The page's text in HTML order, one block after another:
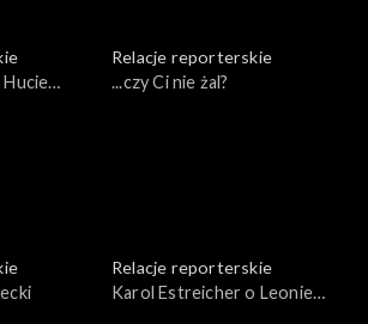
Relacje reporterskie
...czy Ci nie żal?
Relacje reporterskie
Karol Estreicher o Leonie